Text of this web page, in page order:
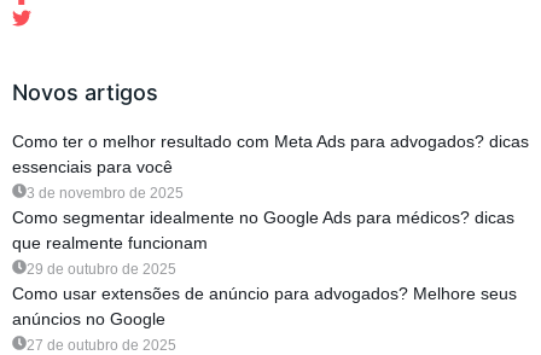
Novos artigos
Como ter o melhor resultado com Meta Ads para advogados? dicas
essenciais para você
3 de novembro de 2025
Como segmentar idealmente no Google Ads para médicos? dicas
que realmente funcionam
29 de outubro de 2025
Como usar extensões de anúncio para advogados? Melhore seus
anúncios no Google
27 de outubro de 2025